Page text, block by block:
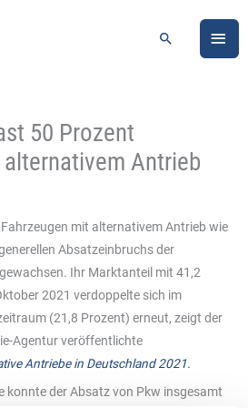
Suchen
50 Prozent
Antrieb
mit alternativem Antrieb wie
Absatzeinbruchs der
Ihr Marktanteil mit 41,2
2021 verdoppelte sich im
(21,8 Prozent) erneut, zeigt der
Agentur veröffentlichte
Antriebe in Deutschland 2021.
konnte der Absatz von Pkw insgesamt